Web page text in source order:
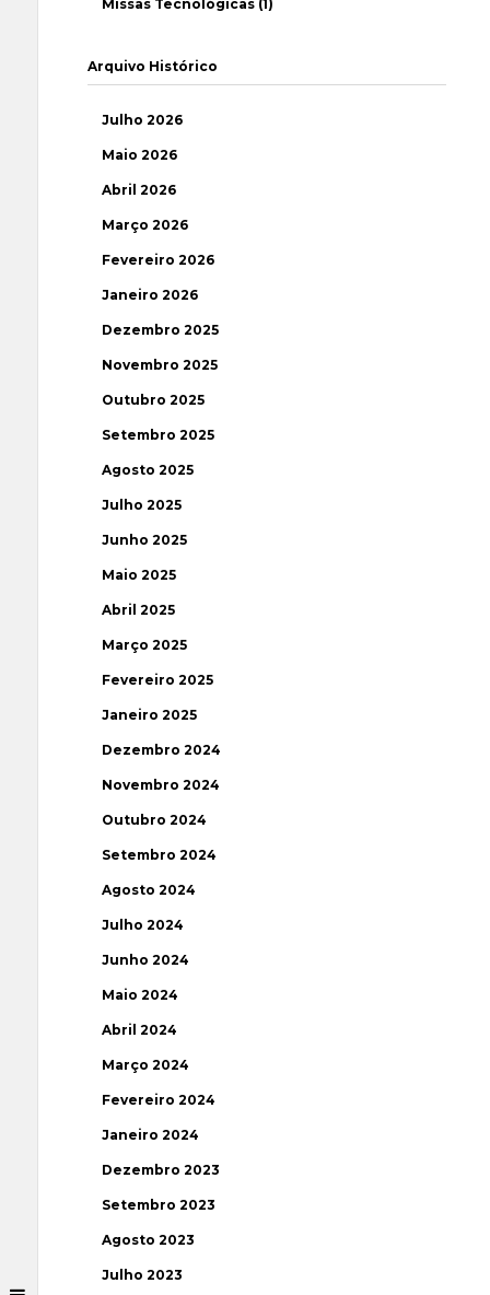
Missas Tecnológicas (1)
Arquivo Histórico
Julho 2026
Maio 2026
Abril 2026
Março 2026
Fevereiro 2026
Janeiro 2026
Dezembro 2025
Novembro 2025
Outubro 2025
Setembro 2025
Agosto 2025
Julho 2025
Junho 2025
Maio 2025
Abril 2025
Março 2025
Fevereiro 2025
Janeiro 2025
Dezembro 2024
Novembro 2024
Outubro 2024
Setembro 2024
Agosto 2024
Julho 2024
Junho 2024
Maio 2024
Abril 2024
Março 2024
Fevereiro 2024
Janeiro 2024
Dezembro 2023
Setembro 2023
Agosto 2023
Julho 2023